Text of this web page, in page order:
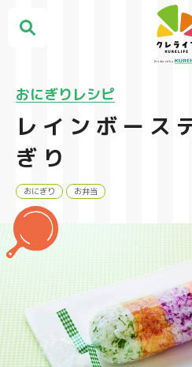
おにぎりレシピ
レインボース
ぎり
おにぎり お弁当